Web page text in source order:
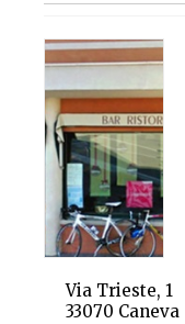
Via Trieste, 1
33070 Caneva